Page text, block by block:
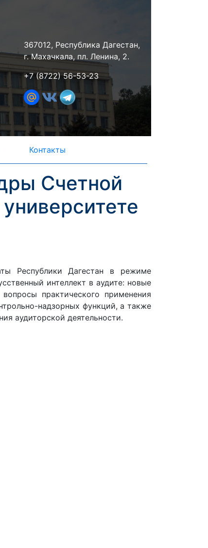
367012, Республика Дагестан,
г. Махачкала, пл. Ленина, 2.
+7 (8722) 56-53-23
Контакты
Счетной
Дагестан в режиме
интеллект в аудите: новые
практического применения
надзорных функций, а также
аудиторской деятельности.